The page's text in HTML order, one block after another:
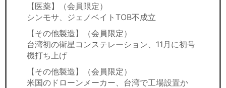
【医薬】（会員限定）
シンモサ、ジェノベイトTOB不成立
【その他製造】（会員限定）
台湾初の衛星コンステレーション、11月に初号
機打ち上げ
【その他製造】（会員限定）
米国のドローンメーカー、台湾で工場設置か